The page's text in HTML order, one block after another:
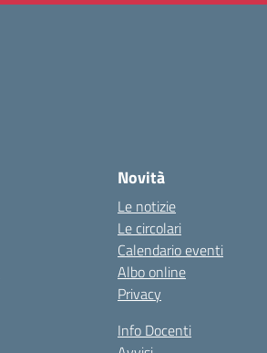
Novità
Le notizie
Le circolari
Calendario eventi
Albo online
Privacy
Info Docenti